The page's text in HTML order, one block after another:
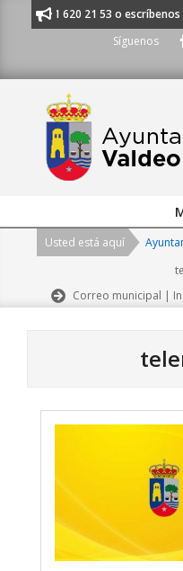
al 91 620 21 53 o
Síguenos
Navigation
Usted está aquí
Correo municipal |